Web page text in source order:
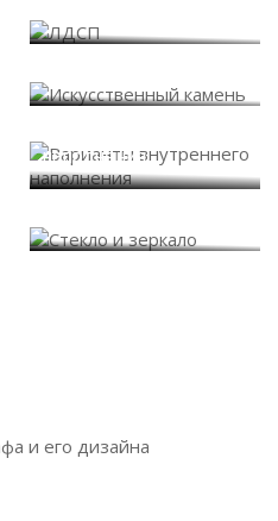
наполнения